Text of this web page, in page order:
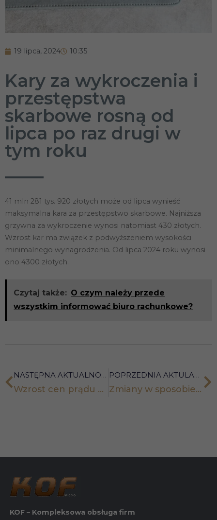
19 lipca, 2024 10:35
Kary za wykroczenia i
przestępstwa
skarbowe rosną od
lipca po raz drugi w
tym roku
41 mln 281 tys. 920 złotych może od lipca wynieść
maksymalna kara za przestępstwo skarbowe. Najniższa
grzywna za wykroczenie wynosi natomiast 430 złotych.
Wzrost kar ma związek z podwyższeniem wysokości
minimalnego wynagrodzenia. Od lipca 2024 roku wynosi
ono 4300 złotych.
Czytaj także: O czym należy przede
wszystkim informować biuro rachunkowe?
NASTĘPNA AKTUALNOŚĆ
Wzrost cen prądu w drugiej połowie 2024 r.
POPRZEDNIA AKTULANOŚĆ
Zmiany w sposobie przesyłania pełnomocnictw
KOF – Kompleksowa obsługa firmKonieczne